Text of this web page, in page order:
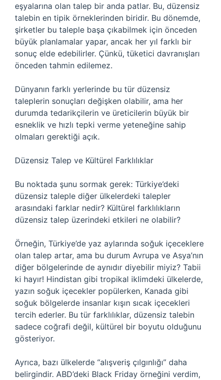
eşyalarına olan talep bir anda patlar. Bu, düzensiz
talebin en tipik örneklerinden biridir. Bu dönemde,
şirketler bu taleple başa çıkabilmek için önceden
büyük planlamalar yapar, ancak her yıl farklı bir
sonuç elde edebilirler. Çünkü, tüketici davranışları
önceden tahmin edilemez.
Dünyanın farklı yerlerinde bu tür düzensiz
taleplerin sonuçları değişken olabilir, ama her
durumda tedarikçilerin ve üreticilerin büyük bir
esneklik ve hızlı tepki verme yeteneğine sahip
olmaları gerektiği açık.
Düzensiz Talep ve Kültürel Farklılıklar
Bu noktada şunu sormak gerek: Türkiye’deki
düzensiz taleple diğer ülkelerdeki talepler
arasındaki farklar nedir? Kültürel farklılıkların
düzensiz talep üzerindeki etkileri ne olabilir?
Örneğin, Türkiye’de yaz aylarında soğuk içeceklere
olan talep artar, ama bu durum Avrupa ve Asya’nın
diğer bölgelerinde de aynıdır diyebilir miyiz? Tabii
ki hayır! Hindistan gibi tropikal iklimdeki ülkelerde,
yazın soğuk içecekler popülerken, Kanada gibi
soğuk bölgelerde insanlar kışın sıcak içecekleri
tercih ederler. Bu tür farklılıklar, düzensiz talebin
sadece coğrafi değil, kültürel bir boyutu olduğunu
gösteriyor.
Ayrıca, bazı ülkelerde “alışveriş çılgınlığı” daha
belirgindir. ABD’deki Black Friday örneğini verdim,